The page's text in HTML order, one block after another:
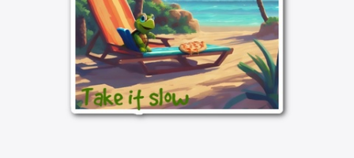
Vendez partout
Vendre n'importe quoi
15,99 $US
Women's Classic Tee
23,99 $US